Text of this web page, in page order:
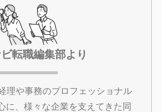
転職編集部より
理や事務のプロフェッショナル
に、様々な企業を支えてきた同